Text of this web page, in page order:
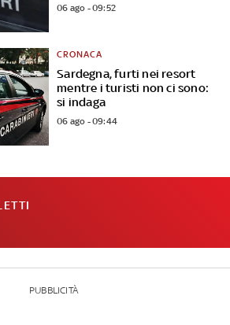
06 ago - 09:52
Sardegna, furti nei resort
mentre i turisti non ci sono:
si indaga
CRONACA
06 ago - 09:44
PUBBLICITÀ